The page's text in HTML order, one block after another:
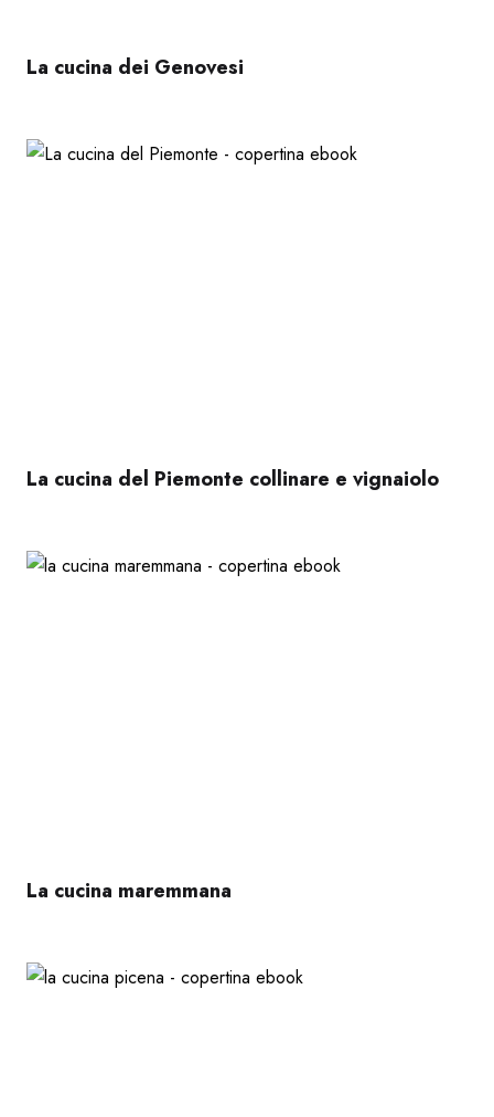
La cucina dei Genovesi
La cucina del Piemonte collinare e vignaiolo
La cucina maremmana